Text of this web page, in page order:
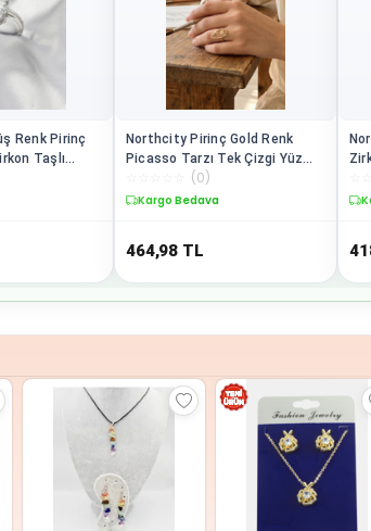
Renk Pirinç
Taşlı
Northcity Pirinç Gold Renk
Picasso Tarzı Tek Çizgi Yüz
Modeli Kadın Yüzük - Etek
Takısı
(0)
Kargo Bedava
464,98 TL